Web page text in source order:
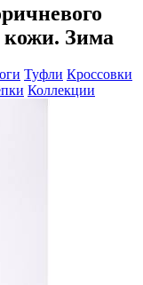
кожи. Зима
Туфли Кроссовки
Коллекции